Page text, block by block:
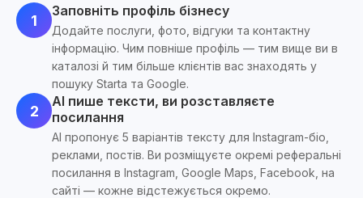
1
Заповніть профіль бізнесу
Додайте послуги, фото, відгуки та контактну
інформацію. Чим повніше профіль — тим вище ви в
каталозі й тим більше клієнтів вас знаходять у
пошуку Starta та Google.
2
AI пише тексти, ви розставляєте
посилання
AI пропонує 5 варіантів тексту для Instagram-біо,
реклами, постів. Ви розміщуєте окремі реферальні
посилання в Instagram, Google Maps, Facebook, на
сайті — кожне відстежується окремо.